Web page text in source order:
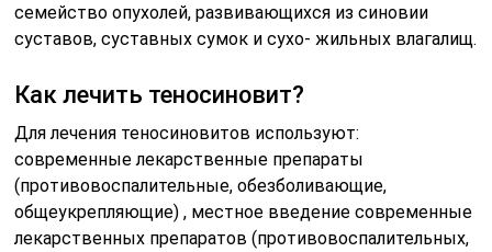
семейство опухолей, развивающихся из синовии
суставов, суставных сумок и сухо- жильных влагалищ.
Как лечить теносиновит?
Для лечения теносиновитов используют:
современные лекарственные препараты
(противовоспалительные, обезболивающие,
общеукрепляющие) , местное введение современные
лекарственных препаратов (противовоспалительных,